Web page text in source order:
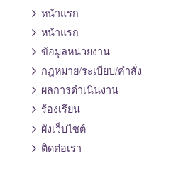
หน้าแรก
หน้าแรก
ข้อมูลหน่วยงาน
กฎหมาย/ระเบียบ/คำสั่ง
ผลการดำเนินงาน
ร้องเรียน
ผังเว็บไซต์
ติดต่อเรา